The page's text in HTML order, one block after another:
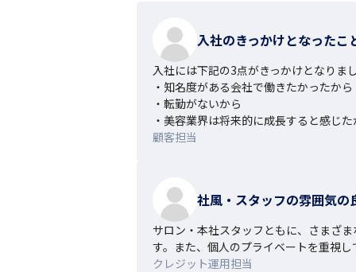
入社のきっかけとなったこ
入社には下記の3点がきっかけとなりまし
・知名度がある会社で働きたかったから
・転勤がないから
・美容業界は将来的に成長すると感じた
顧客担当
社風・スタッフの雰囲気の
サロン・本社スタッフともに、さまざ
す。また、個人のプライベートを重視
クレジット運用担当